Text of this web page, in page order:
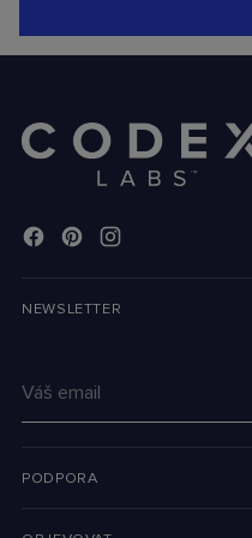
pokožky může snížit
vzájemně ovlivňují.
snížit riziko rozvoje
Konzultace s lékaři:
individuální plán péče.
věku.
NEWSLETTER
email
PODPORA